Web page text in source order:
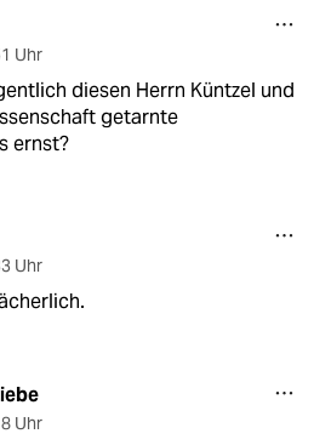
Uhr
diesen Herrn Küntzel und
getarnte
ernst?
Uhr
Uhr